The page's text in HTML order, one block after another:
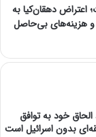
اعتراض دهقان‌کیا به
هزینه‌های بی‌حاصل
خود به توافق
بدون اسرائیل است